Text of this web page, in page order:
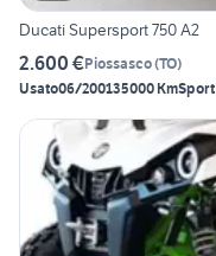
Ducati Supersport 750 A2
2.600 €Piossasco(TO)
Usato06/200135000 KmSport